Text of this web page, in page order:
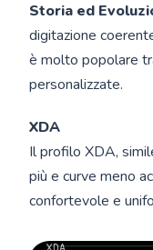
Storia ed
digitazione
è molto popolare
personalizzate.
XDA
Il profilo XDA,
più e curve meno
confortevole e